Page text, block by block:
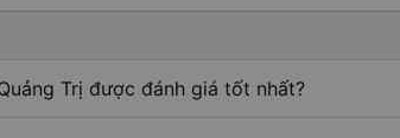
Trị được đánh giá tốt nhất?